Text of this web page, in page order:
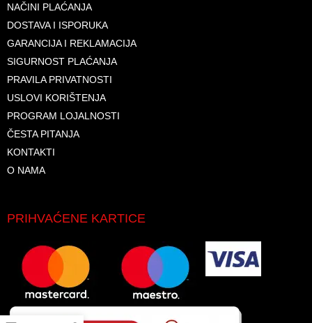
NAČINI PLAĆANJA
DOSTAVA I ISPORUKA
GARANCIJA I REKLAMACIJA
SIGURNOST PLAĆANJA
PRAVILA PRIVATNOSTI
USLOVI KORIŠTENJA
PROGRAM LOJALNOSTI
ČESTA PITANJA
KONTAKTI
O NAMA
PRIHVAĆENE KARTICE